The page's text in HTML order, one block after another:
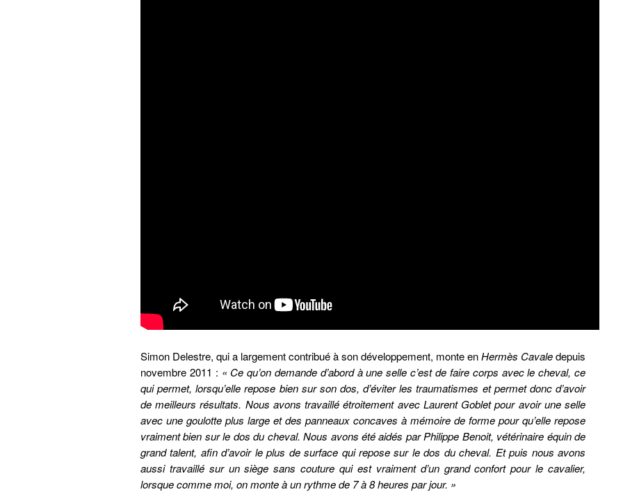
Simon Delestre, qui a largement contribué à son développement, monte enHermès Cavaledepuis
novembre 2011 : « Ce qu’on demande d’abord à une selle c’est de faire corps avec le cheval, ce
qui permet, lorsqu’elle repose bien sur son dos, d’éviter les traumatismes et permet donc d’avoir
de meilleurs résultats. Nous avons travaillé étroitement avec Laurent Goblet pour avoir une selle
avec une goulotte plus large et des panneaux concaves à mémoire de forme pour qu’elle repose
vraiment bien sur le dos du cheval. Nous avons été aidés par Philippe Benoit, vétérinaire équin de
grand talent, afin d’avoir le plus de surface qui repose sur le dos du cheval. Et puis nous avons
aussi travaillé sur un siège sans couture qui est vraiment d’un grand confort pour le cavalier,
lorsque comme moi, on monte à un rythme de 7 à 8 heures par jour. »